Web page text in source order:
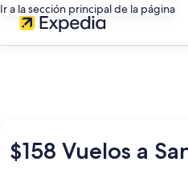
Ir a la sección principal de la página
$158 Vuelos a